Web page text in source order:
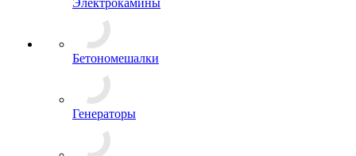
Электрокамины
Бетономешалки
Генераторы